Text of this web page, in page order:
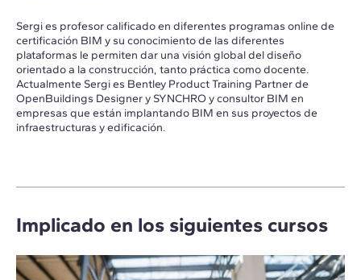
Sergi es profesor calificado en diferentes programas online de
certificación BIM y su conocimiento de las diferentes
plataformas le permiten dar una visión global del diseño
orientado a la construcción, tanto práctica como docente.
Actualmente Sergi es Bentley Product Training Partner de
OpenBuildings Designer y SYNCHRO y consultor BIM en
empresas que están implantando BIM en sus proyectos de
infraestructuras y edificación.
Implicado en los siguientes cursos